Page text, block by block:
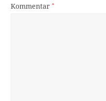
Kommentar*